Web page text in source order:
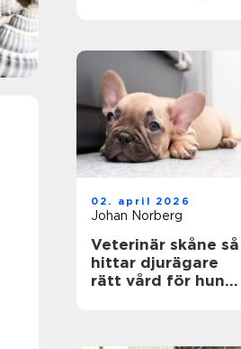
02. april 2026
Johan Norberg
Veterinär skåne så
hittar djurägare
rätt vård för hund